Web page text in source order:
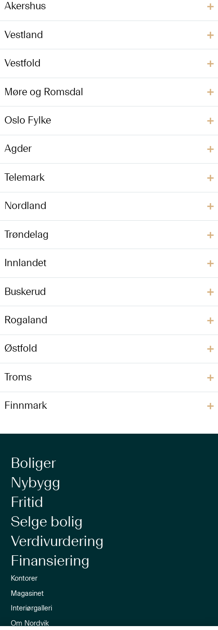
Akershus
Vestland
Vestfold
Møre og Romsdal
Oslo Fylke
Agder
Telemark
Nordland
Trøndelag
Innlandet
Buskerud
Rogaland
Østfold
Troms
Finnmark
Boliger
Nybygg
Fritid
Selge bolig
Verdivurdering
Finansiering
Kontorer
Magasinet
Interiørgalleri
Om Nordvik